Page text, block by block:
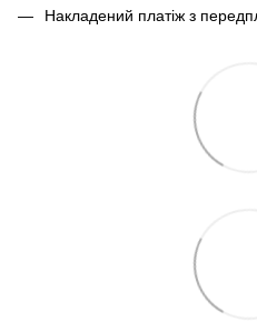
Накладений платіж з